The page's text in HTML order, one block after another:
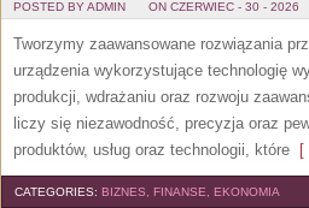
POSTED BY ADMIN ON CZERWIEC - 30 - 2026
Tworzymy zaawansowane rozwiązania
urządzenia wykorzystujące technologię
produkcji, wdrażaniu oraz rozwoju
liczy się niezawodność, precyzja oraz
produktów, usług oraz technologii, które [
CATEGORIES: BIZNES, FINANSE, EKONOMIA